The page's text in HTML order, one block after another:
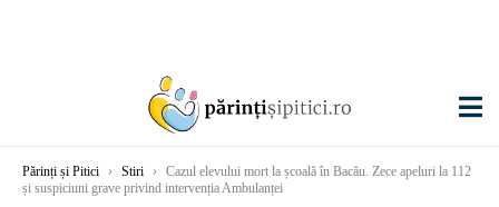
Părinți și Pitici › Stiri ›
Cazul elevului mort la școală în Bacău. Zece apeluri la 112
și suspiciuni grave privind intervenția Ambulanței